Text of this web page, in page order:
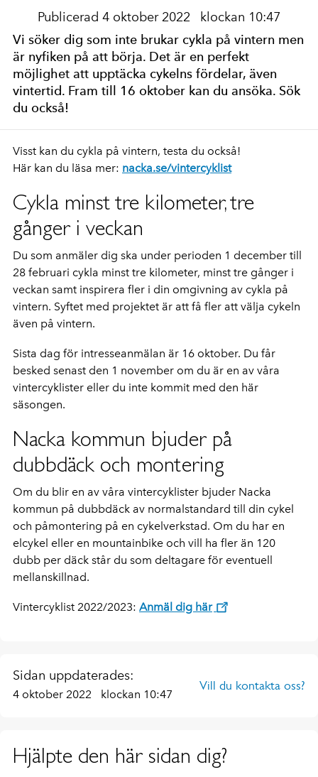
Publicerad 4 oktober 2022 klockan 10:47
Vi söker dig som inte brukar cykla på vintern men
är nyfiken på att börja. Det är en perfekt
möjlighet att upptäcka cykelns fördelar, även
vintertid. Fram till 16 oktober kan du ansöka. Sök
du också!
Visst kan du cykla på vintern, testa du också!
Här kan du läsa mer: nacka.se/vintercyklist
Cykla minst tre kilometer, tre
gånger i veckan
Du som anmäler dig ska under perioden 1 december till
28 februari cykla minst tre kilometer, minst tre gånger i
veckan samt inspirera fler i din omgivning av cykla på
vintern. Syftet med projektet är att få fler att välja cykeln
även på vintern.
Sista dag för intresseanmälan är 16 oktober. Du får
besked senast den 1 november om du är en av våra
vintercyklister eller du inte kommit med den här
säsongen.
Nacka kommun bjuder på
dubbdäck och montering
Om du blir en av våra vintercyklister bjuder Nacka
kommun på dubbdäck av normalstandard till din cykel
och påmontering på en cykelverkstad. Om du har en
elcykel eller en mountainbike och vill ha fler än 120
dubb per däck står du som deltagare för eventuell
mellanskillnad.
Vintercyklist 2022/2023: Anmäl dig här
Sidan uppdaterades:
4 oktober 2022 klockan 10:47
Vill du kontakta oss?
Hjälpte den här sidan dig?